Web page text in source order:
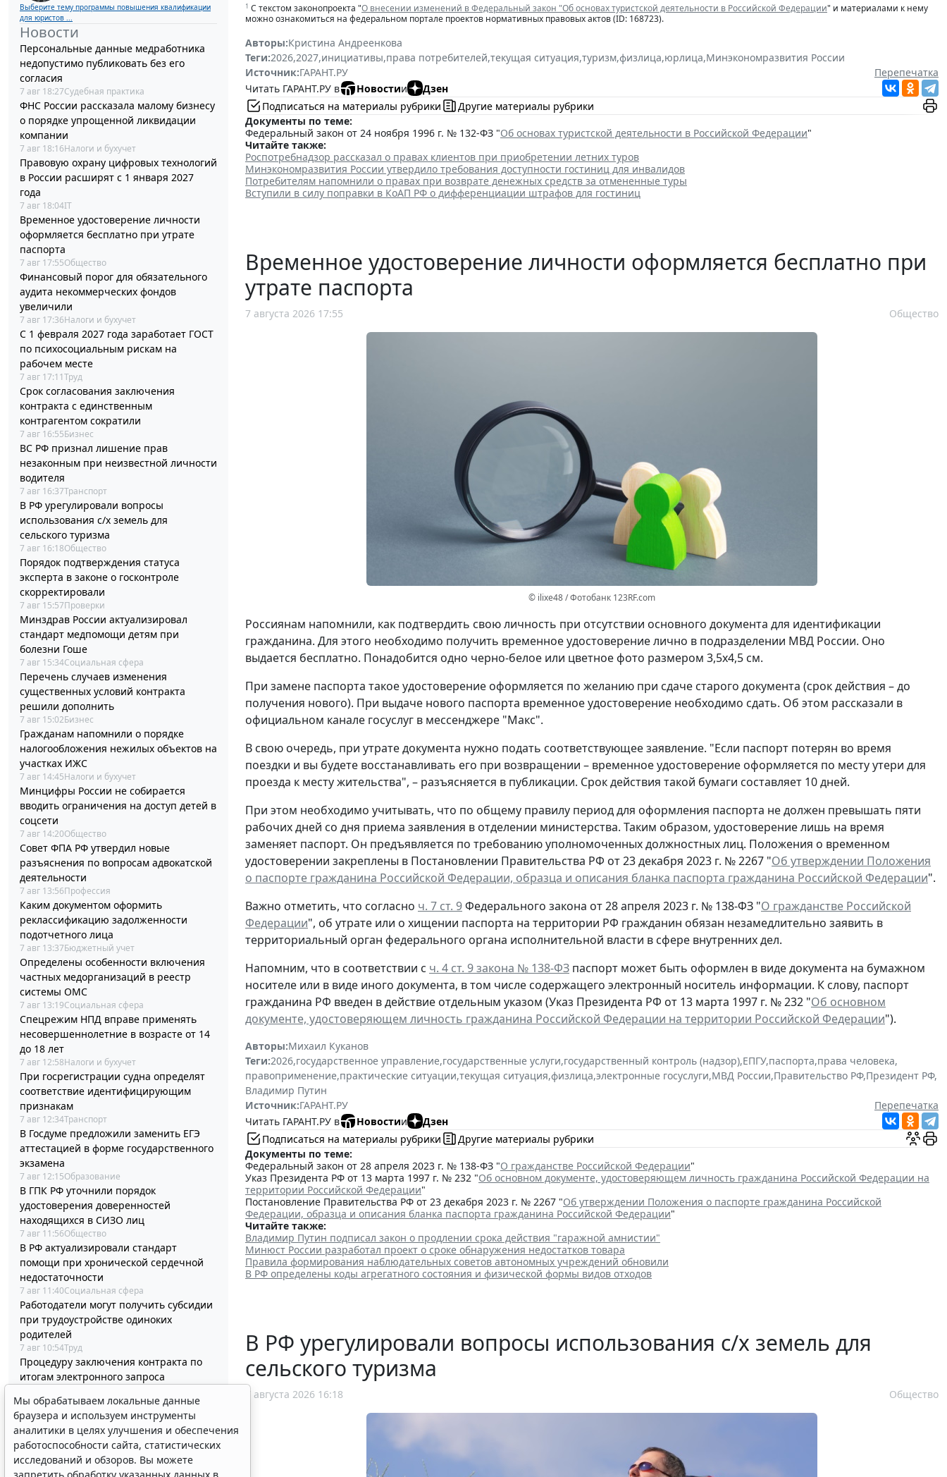
Выберите тему программы повышения квалификации
для юристов ...
Новости
Персональные данные медработника
недопустимо публиковать без его
согласия
7 авг 18:27Судебная практика
ФНС России рассказала малому бизнесу
о порядке упрощенной ликвидации
компании
7 авг 18:16Налоги и бухучет
Правовую охрану цифровых технологий
в России расширят с 1 января 2027
года
7 авг 18:04IT
Временное удостоверение личности
оформляется бесплатно при утрате
паспорта
7 авг 17:55Общество
Финансовый порог для обязательного
аудита некоммерческих фондов
увеличили
7 авг 17:36Налоги и бухучет
С 1 февраля 2027 года заработает ГОСТ
по психосоциальным рискам на
рабочем месте
7 авг 17:11Труд
Срок согласования заключения
контракта с единственным
контрагентом сократили
7 авг 16:55Бизнес
ВС РФ признал лишение прав
незаконным при неизвестной личности
водителя
7 авг 16:37Транспорт
В РФ урегулировали вопросы
использования с/х земель для
сельского туризма
7 авг 16:18Общество
Порядок подтверждения статуса
эксперта в законе о госконтроле
скорректировали
7 авг 15:57Проверки
Минздрав России актуализировал
стандарт медпомощи детям при
болезни Гоше
7 авг 15:34Социальная сфера
Перечень случаев изменения
существенных условий контракта
решили дополнить
7 авг 15:02Бизнес
Гражданам напомнили о порядке
налогообложения нежилых объектов на
участках ИЖС
7 авг 14:45Налоги и бухучет
Минцифры России не собирается
вводить ограничения на доступ детей в
соцсети
7 авг 14:20Общество
Совет ФПА РФ утвердил новые
разъяснения по вопросам адвокатской
деятельности
7 авг 13:56Профессия
Каким документом оформить
реклассификацию задолженности
подотчетного лица
7 авг 13:37Бюджетный учет
Определены особенности включения
частных медорганизаций в реестр
системы ОМС
7 авг 13:19Социальная сфера
Спецрежим НПД вправе применять
несовершеннолетние в возрасте от 14
до 18 лет
7 авг 12:58Налоги и бухучет
При госрегистрации судна определят
соответствие идентифицирующим
признакам
7 авг 12:34Транспорт
В Госдуме предложили заменить ЕГЭ
аттестацией в форме государственного
экзамена
7 авг 12:15Образование
В ГПК РФ уточнили порядок
удостоверения доверенностей
находящихся в СИЗО лиц
7 авг 11:56Общество
В РФ актуализировали стандарт
помощи при хронической сердечной
недостаточности
7 авг 11:40Социальная сфера
Работодатели могут получить субсидии
при трудоустройстве одиноких
родителей
7 авг 10:54Труд
Процедуру заключения контракта по
итогам электронного запроса
7 авг 10:32Бизнес
В РФ выпустили методичку по
соцзаказу и выбору КВР при обучении
госслужащих
7 авг 10:04Бюджетный учет
1 С текстом законопроекта "О внесении изменений в Федеральный закон "Об основах туристской деятельности в Российской Федерации" и материалами к нему
можно ознакомиться на федеральном портале проектов нормативных правовых актов (ID: 168723).
Авторы:Кристина Андреенкова
Теги:2026,2027,инициативы,права потребителей,текущая ситуация,туризм,физлица,юрлица,Минэкономразвития России
Источник:ГАРАНТ.РУ
Перепечатка
Читать ГАРАНТ.РУ в
Новостии
Дзен
Подписаться на материалы рубрики
Другие материалы рубрики
Документы по теме:
Федеральный закон от 24 ноября 1996 г. № 132-ФЗ "Об основах туристской деятельности в Российской Федерации"
Читайте также:
Роспотребнадзор рассказал о правах клиентов при приобретении летних туров
Минэкономразвития России утвердило требования доступности гостиниц для инвалидов
Потребителям напомнили о правах при возврате денежных средств за отмененные туры
Вступили в силу поправки в КоАП РФ о дифференциации штрафов для гостиниц
Временное удостоверение личности оформляется бесплатно при
утрате паспорта
7 августа 2026 17:55 Общество
© ilixe48 / Фотобанк 123RF.com
Россиянам напомнили, как подтвердить свою личность при отсутствии основного документа для идентификации
гражданина. Для этого необходимо получить временное удостоверение лично в подразделении МВД России. Оно
выдается бесплатно. Понадобится одно черно-белое или цветное фото размером 3,5x4,5 см.
При замене паспорта такое удостоверение оформляется по желанию при сдаче старого документа (срок действия – до
получения нового). При выдаче нового паспорта временное удостоверение необходимо сдать. Об этом рассказали в
официальном канале госуслуг в мессенджере "Макс".
В свою очередь, при утрате документа нужно подать соответствующее заявление. "Если паспорт потерян во время
поездки и вы будете восстанавливать его при возвращении – временное удостоверение оформляется по месту утери для
проезда к месту жительства", – разъясняется в публикации. Срок действия такой бумаги составляет 10 дней.
При этом необходимо учитывать, что по общему правилу период для оформления паспорта не должен превышать пяти
рабочих дней со дня приема заявления в отделении министерства. Таким образом, удостоверение лишь на время
заменяет паспорт. Он предъявляется по требованию уполномоченных должностных лиц. Положения о временном
удостоверении закреплены в Постановлении Правительства РФ от 23 декабря 2023 г. № 2267 "Об утверждении Положения
о паспорте гражданина Российской Федерации, образца и описания бланка паспорта гражданина Российской Федерации".
Важно отметить, что согласно ч. 7 ст. 9Федерального закона от 28 апреля 2023 г. № 138-ФЗ "О гражданстве Российской
Федерации", об утрате или о хищении паспорта на территории РФ гражданин обязан незамедлительно заявить в
территориальный орган федерального органа исполнительной власти в сфере внутренних дел.
Напомним, что в соответствии с ч. 4 ст. 9 закона № 138-ФЗ паспорт может быть оформлен в виде документа на бумажном
носителе или в виде иного документа, в том числе содержащего электронный носитель информации. К слову, паспорт
гражданина РФ введен в действие отдельным указом (Указ Президента РФ от 13 марта 1997 г. № 232 "Об основном
документе, удостоверяющем личность гражданина Российской Федерации на территории Российской Федерации").
Авторы:Михаил Куканов
Теги:2026,государственное управление,государственные услуги,государственный контроль (надзор),ЕПГУ,паспорта,права человека,
правоприменение,практические ситуации,текущая ситуация,физлица,электронные госуслуги,МВД России,Правительство РФ,Президент РФ,
Владимир Путин
Источник:ГАРАНТ.РУ
Перепечатка
Читать ГАРАНТ.РУ в
Новостии
Дзен
Подписаться на материалы рубрики
Другие материалы рубрики
Документы по теме:
Федеральный закон от 28 апреля 2023 г. № 138-ФЗ "О гражданстве Российской Федерации"
Указ Президента РФ от 13 марта 1997 г. № 232 "Об основном документе, удостоверяющем личность гражданина Российской Федерации на
территории Российской Федерации"
Постановление Правительства РФ от 23 декабря 2023 г. № 2267 "Об утверждении Положения о паспорте гражданина Российской
Федерации, образца и описания бланка паспорта гражданина Российской Федерации"
Читайте также:
Владимир Путин подписал закон о продлении срока действия "гаражной амнистии"
Минюст России разработал проект о сроке обнаружения недостатков товара
Правила формирования наблюдательных советов автономных учреждений обновили
В РФ определены коды агрегатного состояния и физической формы видов отходов
В РФ урегулировали вопросы использования с/х земель для
сельского туризма
7 августа 2026 16:18 Общество
Мы обрабатываем локальные данные
браузера и используем инструменты
аналитики в целях улучшения и обеспечения
работоспособности сайта, статистических
исследований и обзоров. Вы можете